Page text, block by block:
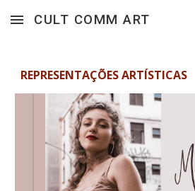
Skip to main content
CULT COMM ART
REPRESENTAÇÕES ARTÍSTICAS